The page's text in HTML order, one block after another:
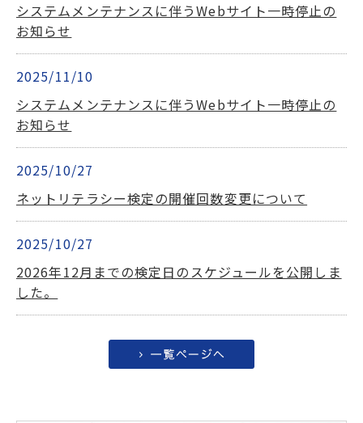
システムメンテナンスに伴うWebサイト一時停止の
お知らせ
2025/11/10
システムメンテナンスに伴うWebサイト一時停止の
お知らせ
2025/10/27
ネットリテラシー検定の開催回数変更について
2025/10/27
2026年12月までの検定日のスケジュールを公開しま
した。